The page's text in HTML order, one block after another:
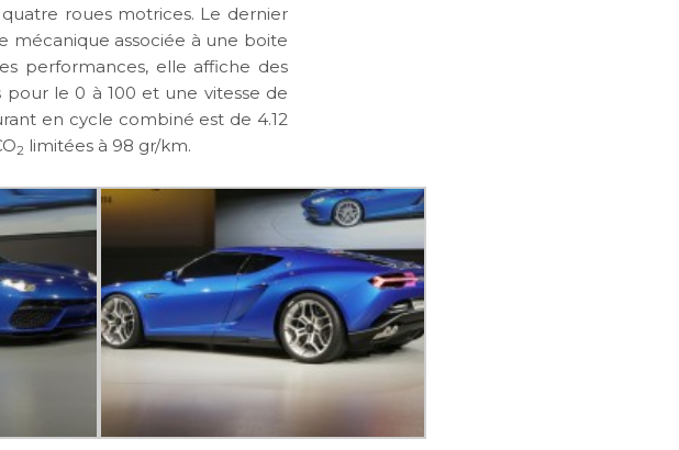
roues motrices. Le dernier
mécanique associée à une boite
performances, elle affiche des
pour le 0 à 100 et une vitesse de
en cycle combiné est de 4.12
2 limitées à 98 gr/km.